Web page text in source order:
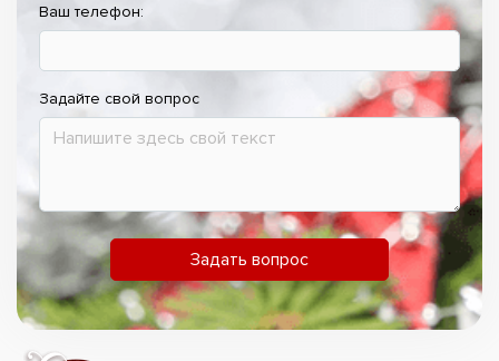
Ваш телефон:
Задайте свой вопрос
Задать вопрос